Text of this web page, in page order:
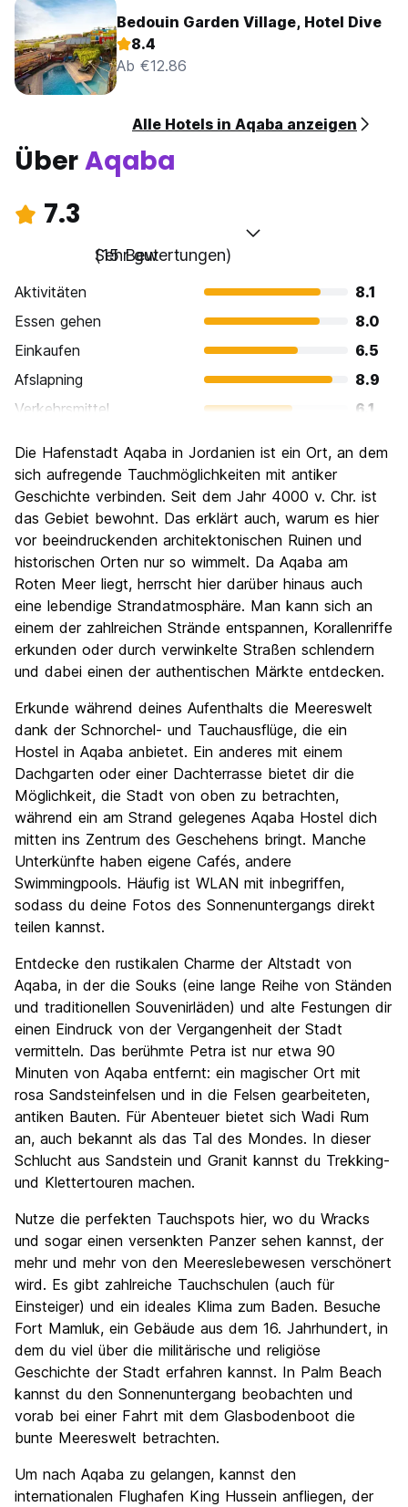
Bedouin Garden Village, Hotel Dive
8.4
Ab €12.86
Alle Hotels in Aqaba anzeigen
ÜberAqaba
7.3
Sehr gut
(15 Bewertungen)
Aktivitäten
8.1
Essen gehen
8.0
Einkaufen
6.5
Afslapning
8.9
Verkehrsmittel
6.1
Kultur
Nachtleben / Party
5.7
Preis-Leistungsverhältnis
7.6
Die Hafenstadt Aqaba in Jordanien ist ein Ort, an dem
sich aufregende Tauchmöglichkeiten mit antiker
Geschichte verbinden. Seit dem Jahr 4000 v. Chr. ist
das Gebiet bewohnt. Das erklärt auch, warum es hier
vor beeindruckenden architektonischen Ruinen und
historischen Orten nur so wimmelt. Da Aqaba am
Roten Meer liegt, herrscht hier darüber hinaus auch
eine lebendige Strandatmosphäre. Man kann sich an
einem der zahlreichen Strände entspannen, Korallenriffe
erkunden oder durch verwinkelte Straßen schlendern
und dabei einen der authentischen Märkte entdecken.
Erkunde während deines Aufenthalts die Meereswelt
dank der Schnorchel- und Tauchausflüge, die ein
Hostel in Aqaba anbietet. Ein anderes mit einem
Dachgarten oder einer Dachterrasse bietet dir die
Möglichkeit, die Stadt von oben zu betrachten,
während ein am Strand gelegenes Aqaba Hostel dich
mitten ins Zentrum des Geschehens bringt. Manche
Unterkünfte haben eigene Cafés, andere
Swimmingpools. Häufig ist WLAN mit inbegriffen,
sodass du deine Fotos des Sonnenuntergangs direkt
teilen kannst.
Entdecke den rustikalen Charme der Altstadt von
Aqaba, in der die Souks (eine lange Reihe von Ständen
und traditionellen Souvenirläden) und alte Festungen dir
einen Eindruck von der Vergangenheit der Stadt
vermitteln. Das berühmte Petra ist nur etwa 90
Minuten von Aqaba entfernt: ein magischer Ort mit
rosa Sandsteinfelsen und in die Felsen gearbeiteten,
antiken Bauten. Für Abenteuer bietet sich Wadi Rum
an, auch bekannt als das Tal des Mondes. In dieser
Schlucht aus Sandstein und Granit kannst du Trekking-
und Klettertouren machen.
Nutze die perfekten Tauchspots hier, wo du Wracks
und sogar einen versenkten Panzer sehen kannst, der
mehr und mehr von den Meereslebewesen verschönert
wird. Es gibt zahlreiche Tauchschulen (auch für
Einsteiger) und ein ideales Klima zum Baden. Besuche
Fort Mamluk, ein Gebäude aus dem 16. Jahrhundert, in
dem du viel über die militärische und religiöse
Geschichte der Stadt erfahren kannst. In Palm Beach
kannst du den Sonnenuntergang beobachten und
vorab bei einer Fahrt mit dem Glasbodenboot die
bunte Meereswelt betrachten.
Um nach Aqaba zu gelangen, kannst den
internationalen Flughafen King Hussein anfliegen, der